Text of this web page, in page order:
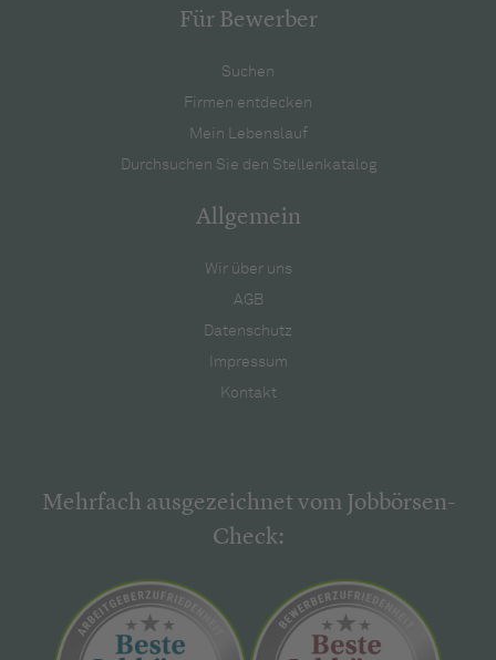
Für Bewerber
Suchen
Firmen entdecken
Mein Lebenslauf
Durchsuchen Sie den Stellenkatalog
Allgemein
Wir über uns
AGB
Datenschutz
Impressum
Kontakt
Mehrfach ausgezeichnet vom Jobbörsen-
Check: